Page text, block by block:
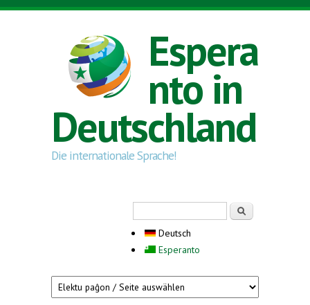
Direkt zum Inhalt
Espera
nto in
Deutschland
Die internationale Sprache!
Deutsch
Esperanto